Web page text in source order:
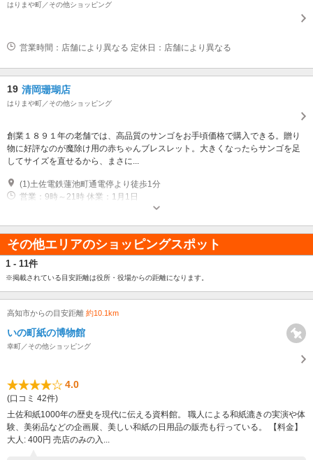
はりまや町／その他ショッピング
営業時間：店舗により異なる 定休日：店舗により異なる
19 清岡珊瑚店
はりまや町／その他ショッピング
創業１８９１年の老舗では、高品質のサンゴをお手頃価格で購入できる。贈り
物に好評なのが魔除け用の赤ちゃんブレスレット。大きくなったらサンゴを足
してサイズを直せるから、まさに...
(1)土佐電鉄蓮池町通電停より徒歩1分
営業：9時～21時 休業：1月1日
その他エリアのショッピングスポット
1 - 11件
※掲載されている目安距離は役所・役場からの距離になります。
高知市からの目安距離 約10.1km
いの町紙の博物館
幸町／その他ショッピング
4.0
(口コミ 42件)
土佐和紙1000年の歴史を現代に伝える資料館。 職人による和紙漉きの実演や体
験、美術品などの企画展、美しい和紙の日用品の販売も行っている。 【料金】
大人: 400円 売店のみの入...